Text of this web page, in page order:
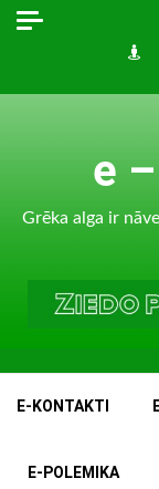
Skip
e
Grēka alga ir
E-KONTAKTI
E-POLEMIKA